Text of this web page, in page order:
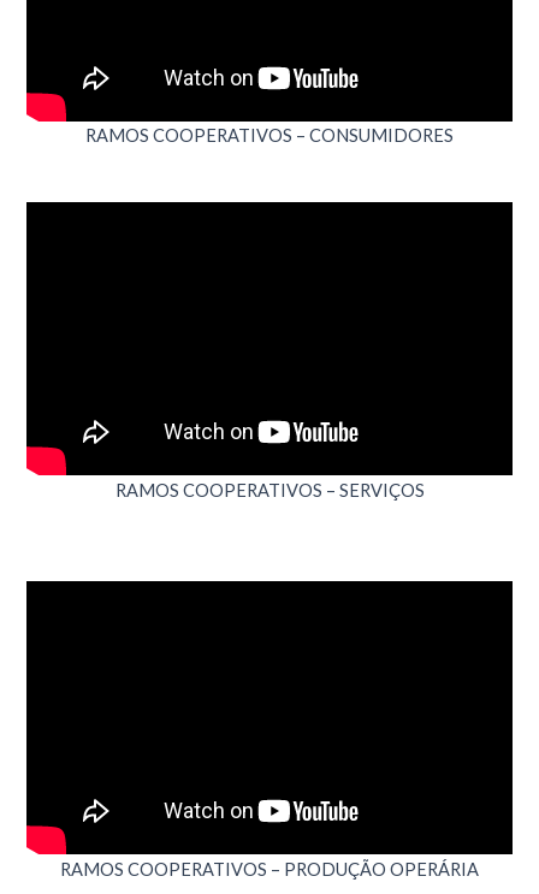
RAMOS COOPERATIVOS – CONSUMIDORES
RAMOS COOPERATIVOS – SERVIÇOS
RAMOS COOPERATIVOS – PRODUÇÃO OPERÁRIA